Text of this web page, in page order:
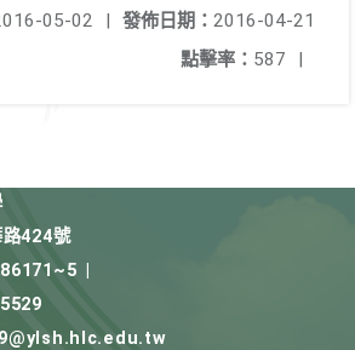
發佈日期： 2016-04-21
05-02
|
點擊率： 587 |
路424號